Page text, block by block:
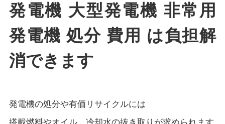
発電機 大型発電機 非常用
発電機 処分 費用 は負担解
消できます
発電機の処分や有価リサイクルには